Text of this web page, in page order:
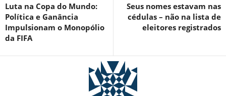
Luta na Copa do Mundo:
Política e Ganância
Impulsionam o Monopólio
da FIFA
Seus nomes estavam nas
cédulas – não na lista de
eleitores registrados